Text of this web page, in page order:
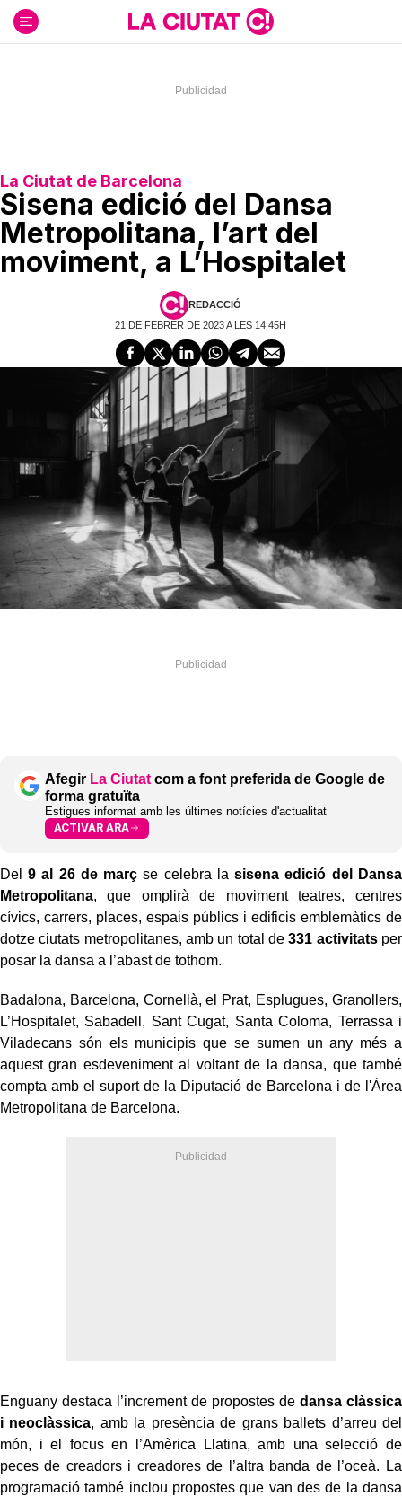
contenido
La Ciutat de Barcelona
Sisena edició del Dansa
Metropolitana, l’art del
moviment, a L’Hospitalet
REDACCIÓ
21 DE FEBRER DE 2023 A LES 14:45H
Afegir La Ciutat com a font preferida de Google de
forma gratuïta
Estigues informat amb les últimes notícies d'actualitat
ACTIVAR ARA
Del9 al 26 de març se celebra lasisena edició del Dansa
Metropolitana, que omplirà de moviment teatres, centres
cívics, carrers, places, espais públics i edificis emblemàtics de
dotze ciutats metropolitanes, amb un total de331 activitatsper
posar la dansa a l’abast de tothom.
Badalona, Barcelona, Cornellà, el Prat, Esplugues, Granollers,
L’Hospitalet, Sabadell, Sant Cugat, Santa Coloma, Terrassa i
Viladecans són els municipis que se sumen un any més a
aquest gran esdeveniment al voltant de la dansa, que també
compta amb el suport de la Diputació de Barcelona i de l'Àrea
Metropolitana de Barcelona.
Enguany destaca l’increment de propostes de dansa clàssica
i neoclàssica, amb la presència de grans ballets d’arreu del
món, i el focus en l’Amèrica Llatina, amb una selecció de
peces de creadors i creadores de l’altra banda de l’oceà. La
programació també inclou propostes que van des de la dansa